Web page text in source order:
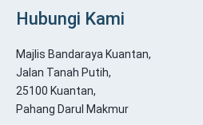
Hubungi Kami
Majlis Bandaraya Kuantan,
Jalan Tanah Putih,
25100 Kuantan,
Pahang Darul Makmur